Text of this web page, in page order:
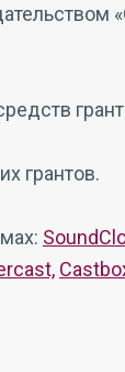
грантов.